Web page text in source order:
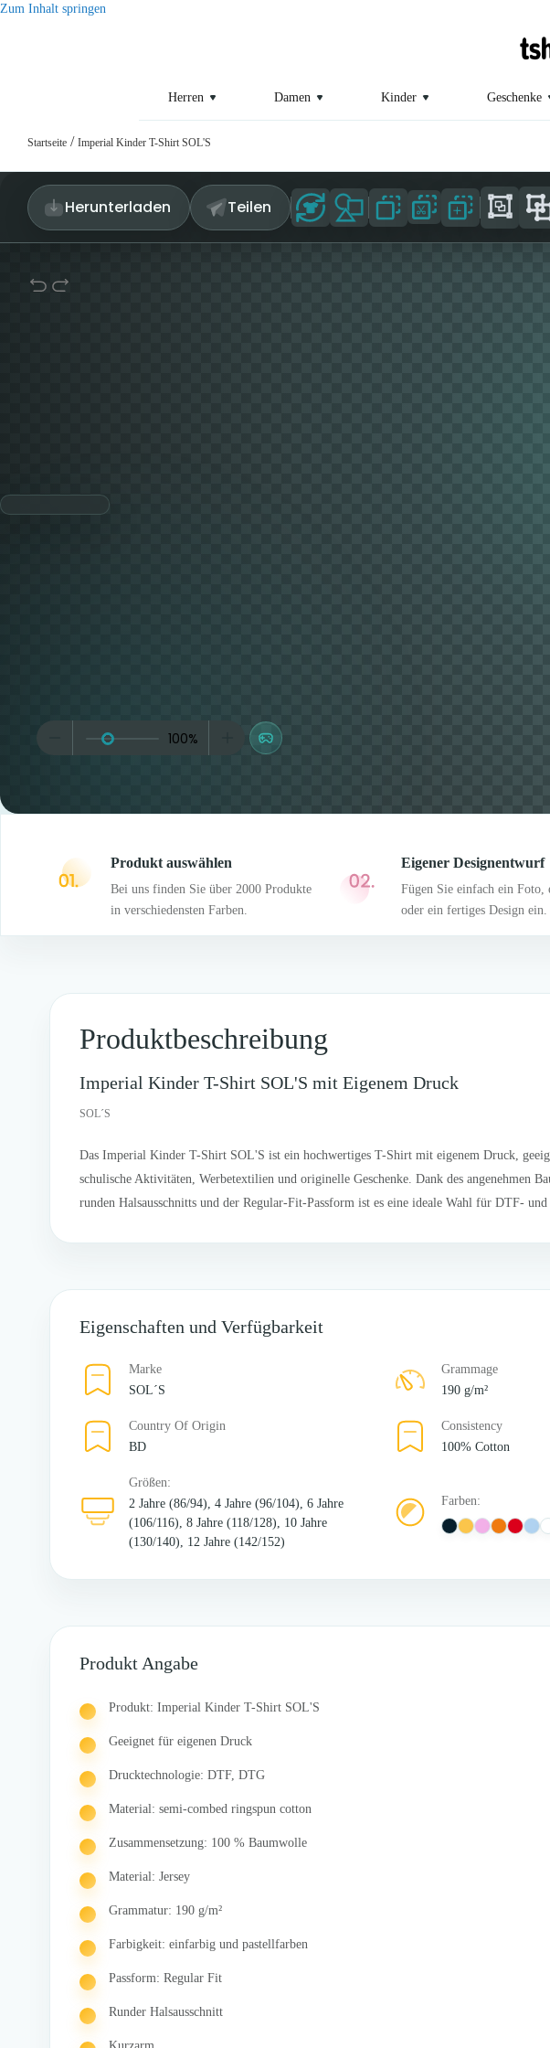
Zum Inhalt springen
Herren Damen Kinder Geschenke
Startseite / Imperial Kinder T-Shirt SOL'S
Herunterladen Teilen
Produkt auswählen
Bei uns finden Sie über 2000 Produkte
in verschiedensten Farben.
Eigener Designentwurf
Fügen Sie einfach ein Foto,
oder ein fertiges Design ein.
Produktbeschreibung
Imperial Kinder T-Shirt SOL'S mit Eigenem Druck
SOL´S
Das Imperial Kinder T-Shirt SOL'S ist ein hochwertiges T-Shirt mit eigenem Druck,
schulische Aktivitäten, Werbetextilien und originelle Geschenke. Dank des angenehmen
runden Halsausschnitts und der Regular-Fit-Passform ist es eine ideale Wahl für DTF-
Eigenschaften und Verfügbarkeit
Marke
SOL´S
Grammage
190 g/m²
Country Of Origin
BD
Consistency
100% Cotton
Größen:
2 Jahre (86/94), 4 Jahre (96/104), 6 Jahre
(106/116), 8 Jahre (118/128), 10 Jahre
(130/140), 12 Jahre (142/152)
Farben:
Produkt Angabe
Produkt: Imperial Kinder T-Shirt SOL'S
Geeignet für eigenen Druck
Drucktechnologie: DTF, DTG
Material: semi-combed ringspun cotton
Zusammensetzung: 100 % Baumwolle
Material: Jersey
Grammatur: 190 g/m²
Farbigkeit: einfarbig und pastellfarben
Passform: Regular Fit
Runder Halsausschnitt